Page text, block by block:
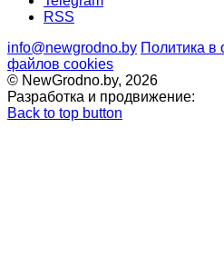
RSS
info@newgrodno.by Политика в
файлов cookies
© NewGrodno.by, 2026
Разработка и продвижение:
Back to top button